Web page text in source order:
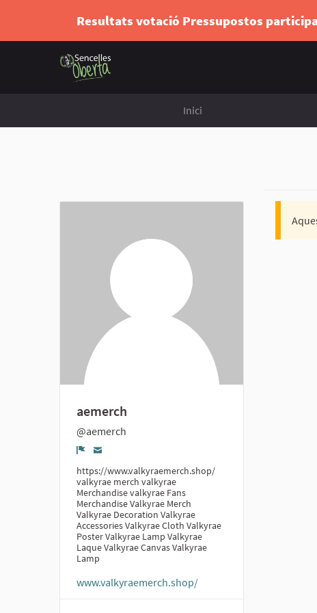
Resultats votació Pressupostos
Inici
aemerch
@aemerch
Denúncia
https://www.valkyraemerch.shop/
valkyrae merch valkyrae
Merchandise valkyrae Fans
Merchandise Valkyrae Merch
Valkyrae Decoration Valkyrae
Accessories Valkyrae Cloth Valkyrae
Poster Valkyrae Lamp Valkyrae
Laque Valkyrae Canvas Valkyrae
Lamp
www.valkyraemerch.shop/